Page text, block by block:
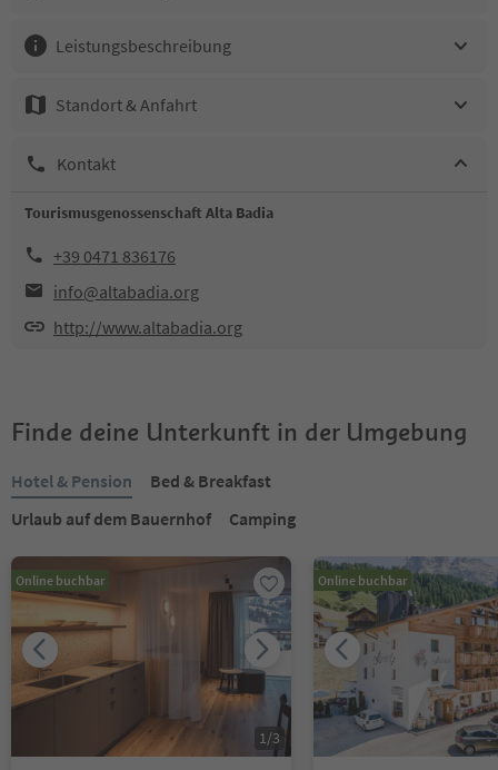
Leistungsbeschreibung
Standort & Anfahrt
Kontakt
Tourismusgenossenschaft Alta Badia
+39 0471 836176
info@altabadia.org
http://www.altabadia.org
Finde deine Unterkunft in der Umgebung
Hotel & Pension
Bed & Breakfast
Urlaub auf dem Bauernhof
Camping
Online buchbar
1 /3
Online buchbar